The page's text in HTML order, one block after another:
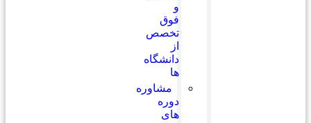
و
فوق
تخصص
از
دانشگاه
ها
مشاوره
دوره
های